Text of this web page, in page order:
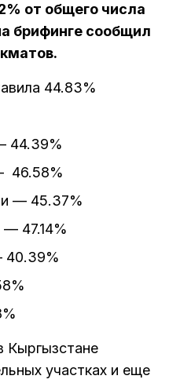
от общего числа
брифинге сообщил
44.83%
44.39%
46.58%
— 45.37%
47.14%
40.39%
Кыргызстане
участках и еще